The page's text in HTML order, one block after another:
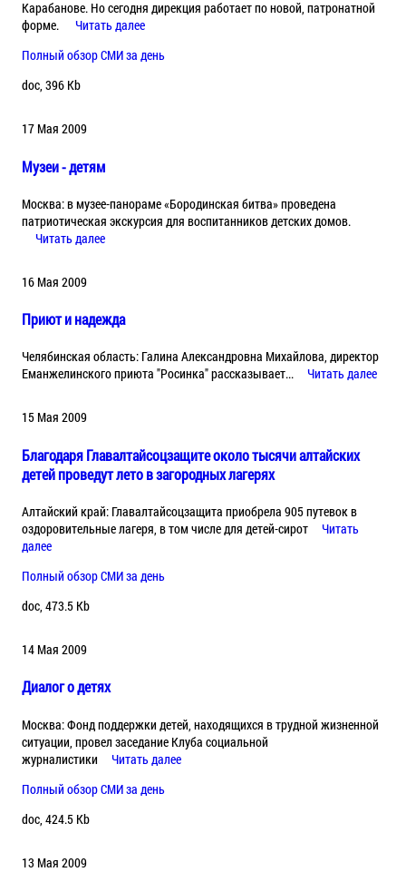
Карабанове. Но сегодня дирекция работает по новой, патронатной
форме.
Читать далее
Полный обзор СМИ за день
doc, 396 Kb
17 Мая 2009
Музеи - детям
Москва: в музее-панораме «Бородинская битва» проведена
патриотическая экскурсия для воспитанников детских домов.
Читать далее
16 Мая 2009
Приют и надежда
Челябинская область: Галина Александровна Михайлова, директор
Еманжелинского приюта "Росинка" рассказывает...
Читать далее
15 Мая 2009
Благодаря Главалтайсоцзащите около тысячи алтайских
детей проведут лето в загородных лагерях
Алтайский край: Главалтайсоцзащита приобрела 905 путевок в
оздоровительные лагеря, в том числе для детей-сирот
Читать
далее
Полный обзор СМИ за день
doc, 473.5 Kb
14 Мая 2009
Диалог о детях
Москва: Фонд поддержки детей, находящихся в трудной жизненной
ситуации, провел заседание Клуба социальной
журналистики
Читать далее
Полный обзор СМИ за день
doc, 424.5 Kb
13 Мая 2009